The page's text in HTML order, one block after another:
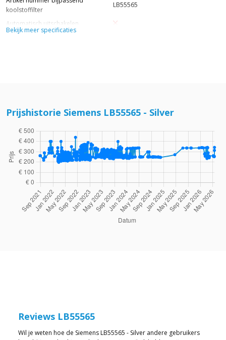
koolstoffilter
LB55565
Automatisch uitschakelen
Kleur
Silver
4242003838389
Merk
Siemens
Bekijk meer specificaties
Prijshistorie Siemens LB55565 - Silver
Reviews LB55565
Wil je weten hoe de Siemens LB55565 - Silver andere gebruikers